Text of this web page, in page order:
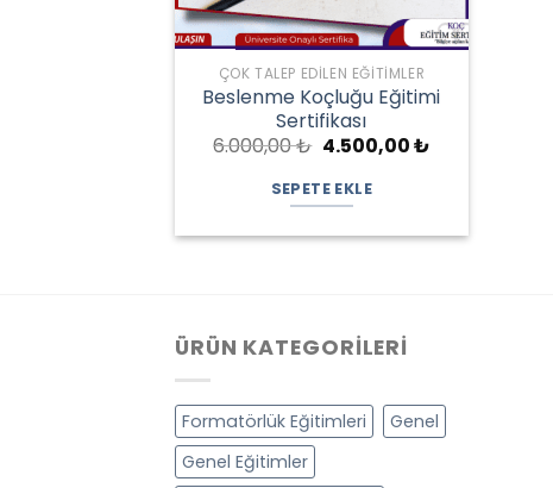
ÇOK TALEP EDILEN EĞITIMLER
Beslenme Koçluğu Eğitimi
Sertifikası
6.000,00₺ Orijinal
6.000,00 ₺.
4.500,00₺Şu
SEPETE EKLE
ÜRÜN KATEGORILERI
Formatörlük Eğitimleri
Genel
Genel Eğitimler